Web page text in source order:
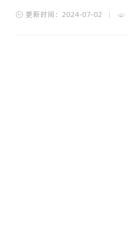
更新时间：2024-07-02